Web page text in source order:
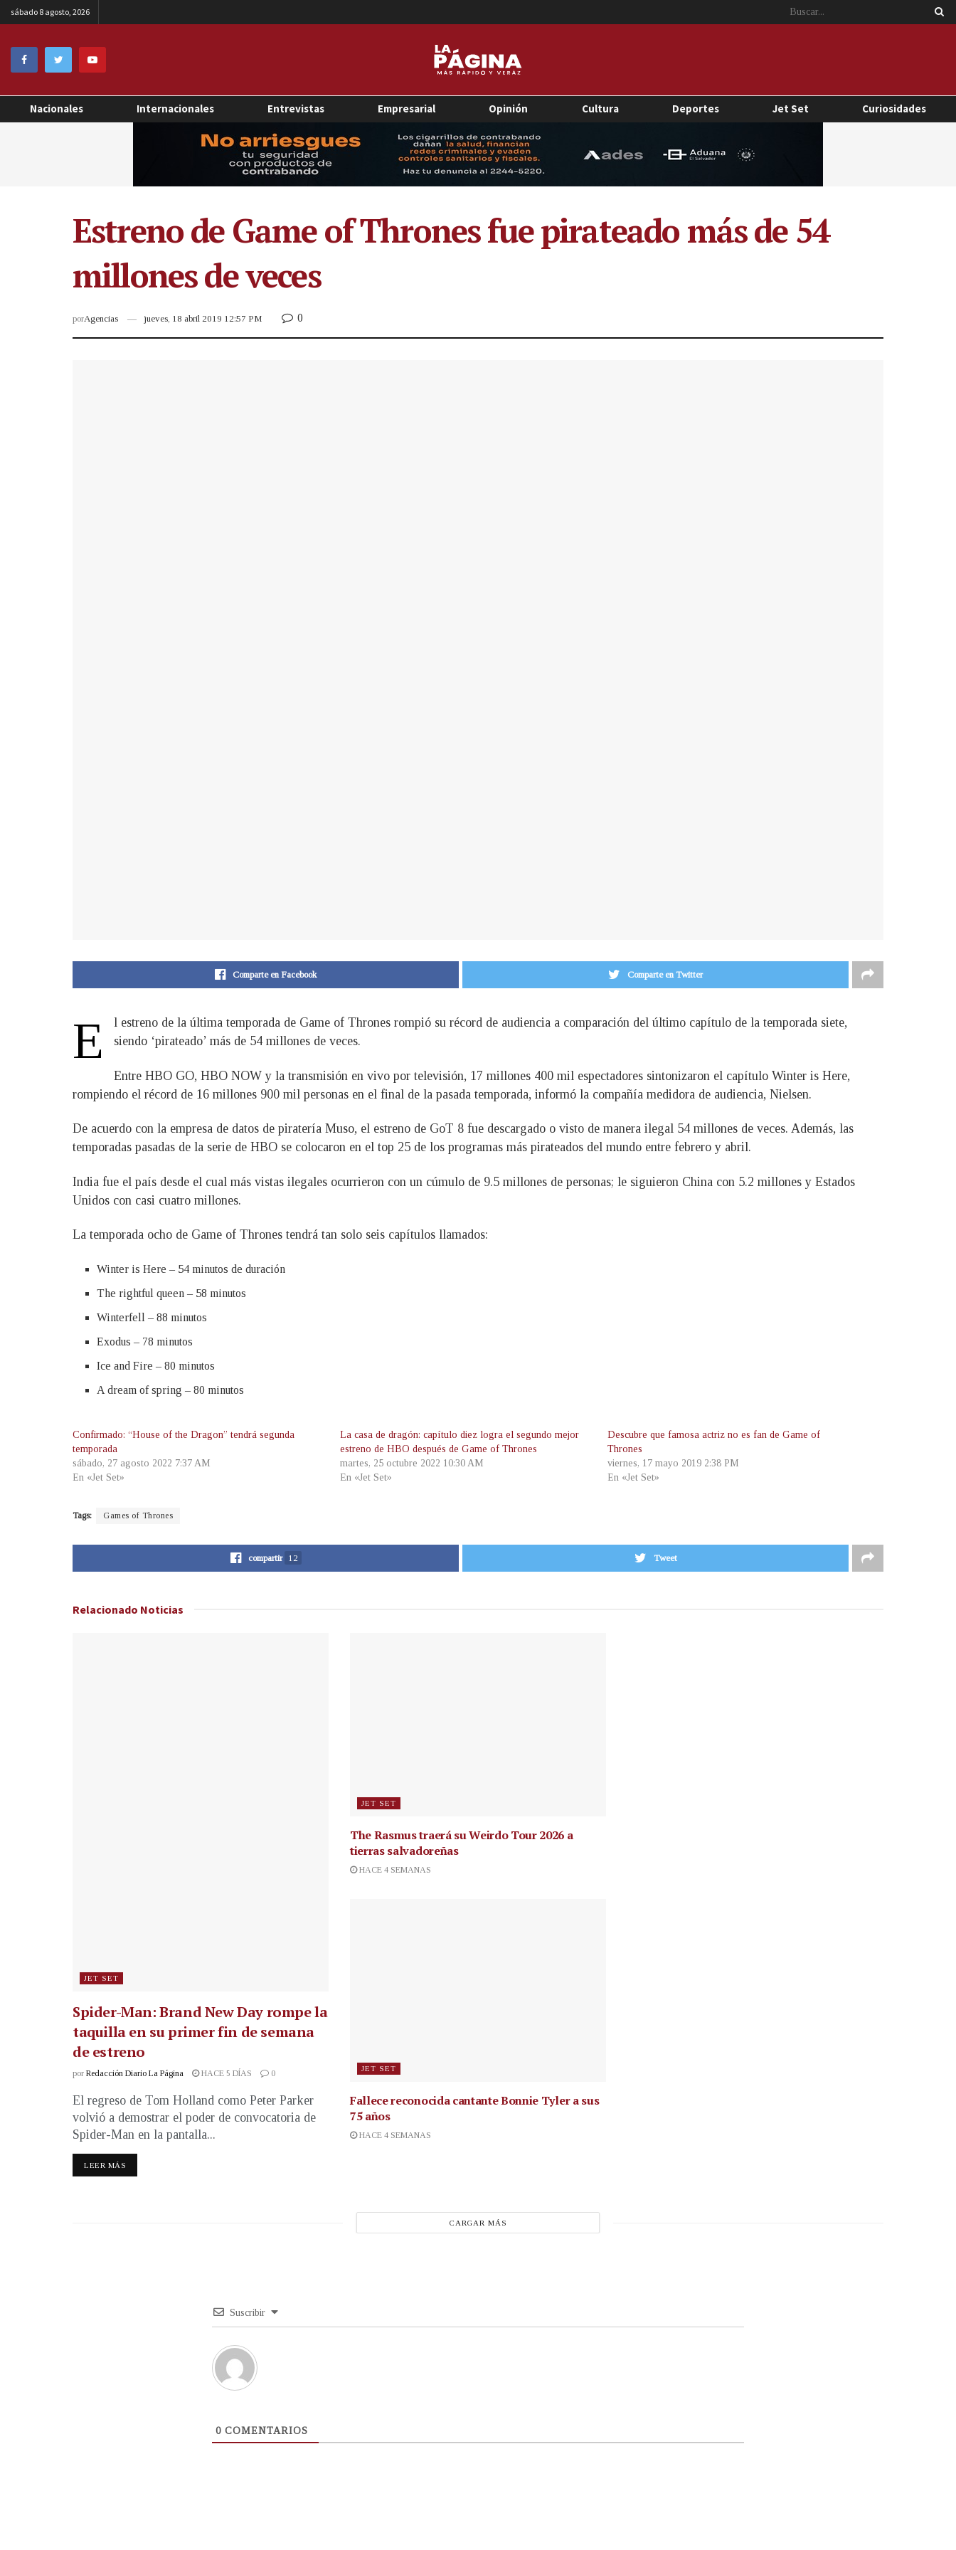
sábado 8 agosto, 2026
Nacionales Internacionales Entrevistas Empresarial Opinión Cultura Deportes Jet Set Curiosidades
Estreno de Game of Thrones fue pirateado más de 54
millones de veces
porAgencias jueves, 18 abril 2019 12:57 PM 0
Comparte en Facebook Comparte en Twitter
E
l estreno de la última temporada de Game of Thrones rompió su récord de audiencia a comparación del último capítulo de la temporada siete,
siendo ‘pirateado’ más de 54 millones de veces.
Entre HBO GO, HBO NOW y la transmisión en vivo por televisión, 17 millones 400 mil espectadores sintonizaron el capítulo Winter is Here,
rompiendo el récord de 16 millones 900 mil personas en el final de la pasada temporada, informó la compañía medidora de audiencia, Nielsen.
De acuerdo con la empresa de datos de piratería Muso, el estreno de GoT 8 fue descargado o visto de manera ilegal 54 millones de veces. Además, las
temporadas pasadas de la serie de HBO se colocaron en el top 25 de los programas más pirateados del mundo entre febrero y abril.
India fue el país desde el cual más vistas ilegales ocurrieron con un cúmulo de 9.5 millones de personas; le siguieron China con 5.2 millones y Estados
Unidos con casi cuatro millones.
La temporada ocho de Game of Thrones tendrá tan solo seis capítulos llamados:
Winter is Here – 54 minutos de duración
The rightful queen – 58 minutos
Winterfell – 88 minutos
Exodus – 78 minutos
Ice and Fire – 80 minutos
A dream of spring – 80 minutos
Confirmado: “House of the Dragon” tendrá segunda
temporada
sábado, 27 agosto 2022 7:37 AM
En «Jet Set»
La casa de dragón: capítulo diez logra el segundo mejor
estreno de HBO después de Game of Thrones
martes, 25 octubre 2022 10:30 AM
En «Jet Set»
Descubre que famosa actriz no es fan de Game of
Thrones
viernes, 17 mayo 2019 2:38 PM
En «Jet Set»
Tags: Games of Thrones
compartir 12 Tweet
Relacionado Noticias
JET SET
Spider-Man: Brand New Day rompe la
taquilla en su primer fin de semana
de estreno
por Redacción Diario La Página HACE 5 DÍAS 0
El regreso de Tom Holland como Peter Parker
volvió a demostrar el poder de convocatoria de
Spider-Man en la pantalla...
LEER MÁS
JET SET
The Rasmus traerá su Weirdo Tour 2026 a
tierras salvadoreñas
HACE 4 SEMANAS
JET SET
Fallece reconocida cantanteBonnie Tyler a sus
75 años
HACE 4 SEMANAS
CARGAR MÁS
Suscribir
0 COMENTARIOS